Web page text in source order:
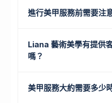
進行美甲服務前需要注
Liana 藝術美學有提供
嗎？
美甲服務大約需要多少